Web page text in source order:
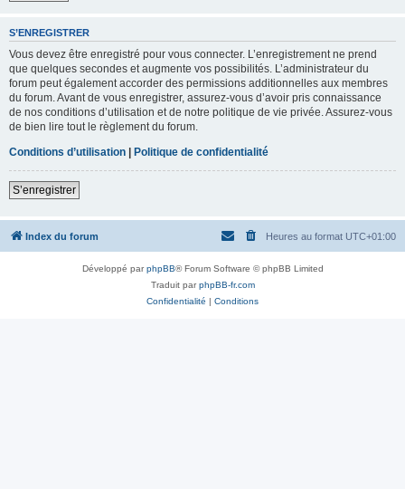
S’ENREGISTRER
Vous devez être enregistré pour vous connecter. L’enregistrement ne prend
que quelques secondes et augmente vos possibilités. L’administrateur du
forum peut également accorder des permissions additionnelles aux membres
du forum. Avant de vous enregistrer, assurez-vous d’avoir pris connaissance
de nos conditions d’utilisation et de notre politique de vie privée. Assurez-vous
de bien lire tout le règlement du forum.
Conditions d’utilisation | Politique de confidentialité
S’enregistrer
Index du forum Heures au format UTC+01:00
Développé parphpBB® Forum Software © phpBB Limited
Traduit parphpBB-fr.com
Confidentialité | Conditions